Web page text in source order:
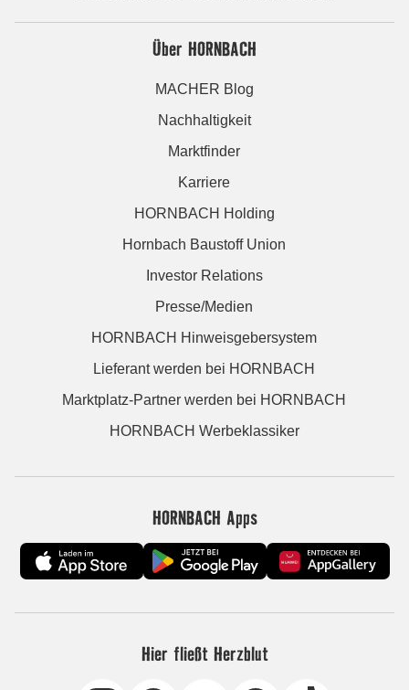
Über HORNBACH
MACHER Blog
Nachhaltigkeit
Marktfinder
Karriere
HORNBACH Holding
Hornbach Baustoff Union
Investor Relations
Presse/Medien
HORNBACH Hinweisgebersystem
Lieferant werden bei HORNBACH
Marktplatz-Partner werden bei HORNBACH
HORNBACH Werbeklassiker
HORNBACH Apps
Hier fließt Herzblut